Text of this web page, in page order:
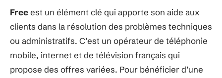
Freeest un élément clé qui apporte son aide aux
clients dans la résolution des problèmes techniques
ou administratifs. C’est un opérateur de téléphonie
mobile, internet et de télévision français qui
propose des offres variées. Pour bénéficier d’une